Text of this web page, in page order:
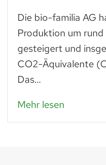
Die bio-familia AG
Produktion um
gesteigert und
CO2-Äquivalente
Das…
Mehr lesen